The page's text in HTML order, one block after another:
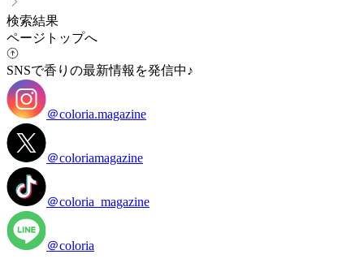
検索結果
ページトップへ
SNSで香りの最新情報を発信中♪
＠coloria.magazine
＠coloriamagazine
＠coloria_magazine
＠coloria